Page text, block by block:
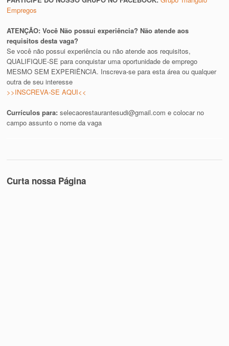
Empregos
ATENÇÃO: Você Não possui experiência? Não atende aos
requisitos desta vaga?
Se você não possui experiência ou não atende aos requisitos,
QUALIFIQUE-SE para conquistar uma oportunidade de emprego
MESMO SEM EXPERIÊNCIA. Inscreva-se para esta área ou qualquer
outra de seu interesse
>>INSCREVA-SE AQUI<<
Currículos para:selecaorestaurantesudi@gmail.com e colocar no
campo assunto o nome da vaga
Curta nossa Página